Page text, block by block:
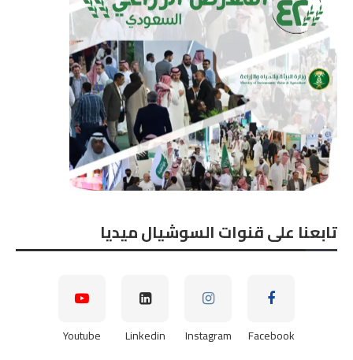
تابعنا على قنوات السوشيال ميديا
Facebook
Instagram
Linkedin
Youtube